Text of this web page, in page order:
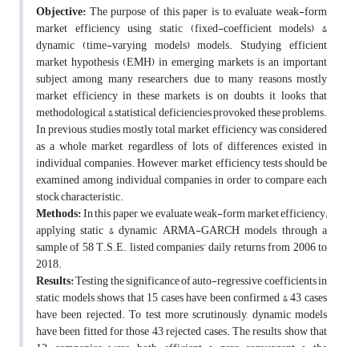
Objective:The purpose of this paper is to evaluate weak-form
market efficiency using static (fixed-coefficient models) &
dynamic (time-varying models) models. Studying efficient
market hypothesis (EMH) in emerging markets is an important
subject among many researchers, due to many reasons mostly
market efficiency in these markets is on doubts, it looks that
methodological & statistical deficiencies provoked these problems.
In previous studies mostly total market efficiency was considered
as a whole market, regardless of lots of differences existed in
individual companies. However, market efficiency tests should be
examined among individual companies in order to compare each
stock characteristic.
Methods:In this paper, we evaluate weak-form market efficiency;
applying static & dynamic ARMA-GARCH models through a
sample of 58 T.S.E. listed companies’ daily returns from 2006 to
2018.
Results:Testing the significance of auto-regressive coefficients in
static models shows that 15 cases have been confirmed & 43 cases
have been rejected. To test more scrutinously, dynamic models
have been fitted for those 43 rejected cases. The results show that